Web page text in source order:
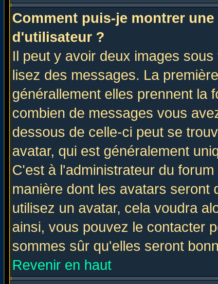
Comment puis-je montrer
d'utilisateur ?
Il peut y avoir deux images
lisez des messages. La
générallement elles prennent la
combien de messages vous
dessous de celle-ci peut se
avatar, qui est généralement
C'est à l'administrateur du
manière dont les avatars seront
utilisez un avatar, cela voudra
ainsi, vous pouvez le contacter
sommes sûr qu'elles seront
Revenir en haut